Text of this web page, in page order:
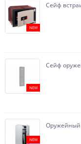
NEW
Сейф
NEW
Сейф
NEW
Оружейный